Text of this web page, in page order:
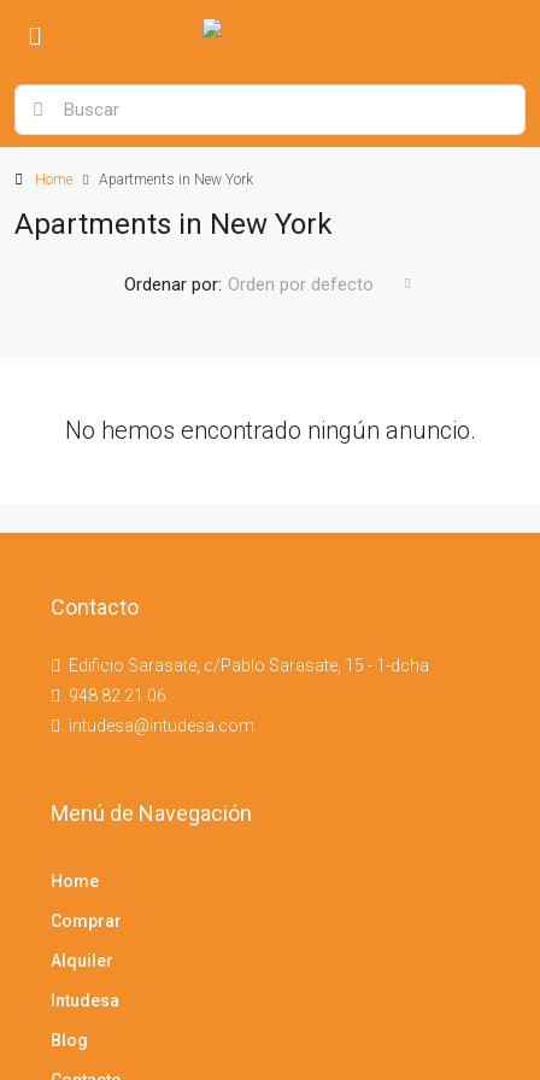
Home Apartments in New York
Apartments in New York
Ordenar por: Orden por defecto
No hemos encontrado ningún anuncio.
Contacto
Edificio Sarasate, c/Pablo Sarasate, 15 - 1-dcha
948 82 21 06
intudesa@intudesa.com
Menú de Navegación
Home
Comprar
Alquiler
Intudesa
Blog